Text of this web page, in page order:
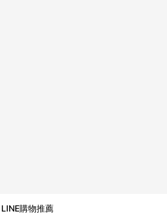
LINE購物推薦